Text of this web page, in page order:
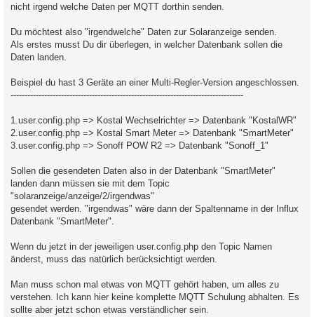
nicht irgend welche Daten per MQTT dorthin senden.
Du möchtest also "irgendwelche" Daten zur Solaranzeige senden.
Als erstes musst Du dir überlegen, in welcher Datenbank sollen die
Daten landen.
Beispiel du hast 3 Geräte an einer Multi-Regler-Version angeschlossen.
-----------------------------------------------------------------------------------
1.user.config.php => Kostal Wechselrichter => Datenbank "KostalWR"
2.user.config.php => Kostal Smart Meter => Datenbank "SmartMeter"
3.user.config.php => Sonoff POW R2 => Datenbank "Sonoff_1"
Sollen die gesendeten Daten also in der Datenbank "SmartMeter"
landen dann müssen sie mit dem Topic
"solaranzeige/anzeige/2/irgendwas"
gesendet werden. "irgendwas" wäre dann der Spaltenname in der Influx
Datenbank "SmartMeter".
Wenn du jetzt in der jeweiligen user.config.php den Topic Namen
änderst, muss das natürlich berücksichtigt werden.
Man muss schon mal etwas von MQTT gehört haben, um alles zu
verstehen. Ich kann hier keine komplette MQTT Schulung abhalten. Es
sollte aber jetzt schon etwas verständlicher sein.